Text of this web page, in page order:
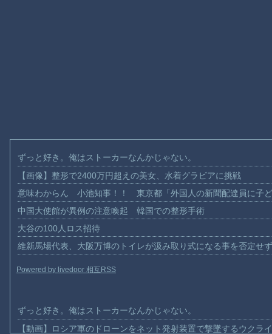
ずっと好き。俺はストーカーなんかじゃない。
【画像】整形で2400万円超えの美女、水着グラビアに挑戦
意味わからん 小池知事！！ 東京都「外国人の新聞配達員に子
中国大使館が異例の注意喚起 韓国での整形手術
大谷の100人ロス招待
維新馬場代表、大阪万博のトイレが汲み取り式になる事を否定せ
Powered by livedoor 相互RSS
ずっと好き。俺はストーカーなんかじゃない。
【動画】ロシア軍のドローンをネット発射装置で撃墜するウクラ